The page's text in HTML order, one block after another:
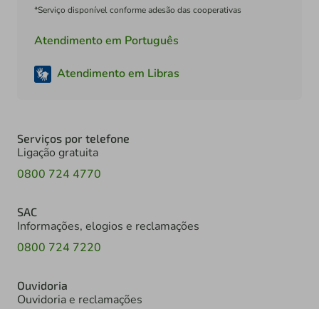
*Serviço disponível conforme adesão das cooperativas
Atendimento em Português
Atendimento em Libras
Serviços por telefone
Ligação gratuita
0800 724 4770
SAC
Informações, elogios e reclamações
0800 724 7220
Ouvidoria
Ouvidoria e reclamações